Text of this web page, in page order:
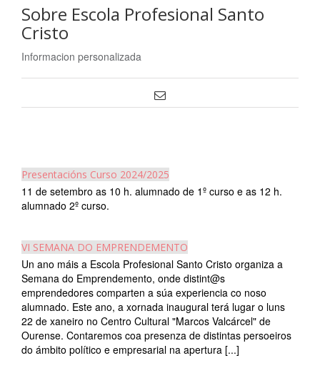
Sobre Escola Profesional Santo
Cristo
Informacion personalizada
Presentacións Curso 2024/2025
11 de setembro as 10 h. alumnado de 1º curso e as 12 h.
alumnado 2º curso.
VI SEMANA DO EMPRENDEMENTO
Un ano máis a Escola Profesional Santo Cristo organiza a
Semana do Emprendemento, onde distint@s
emprendedores comparten a súa experiencia co noso
alumnado. Este ano, a xornada inaugural terá lugar o luns
22 de xaneiro no Centro Cultural "Marcos Valcárcel" de
Ourense. Contaremos coa presenza de distintas persoeiros
do ámbito político e empresarial na apertura [...]